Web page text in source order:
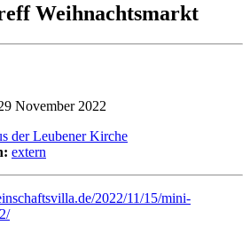
Weihnachtsmarkt
November 2022
der Leubener Kirche
extern
2022/11/15/mini-